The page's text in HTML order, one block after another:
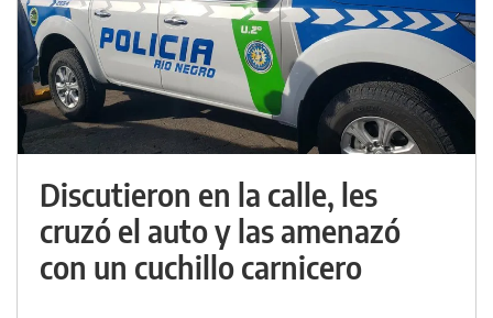
Discutieron en la calle, les
cruzó el auto y las amenazó
con un cuchillo carnicero